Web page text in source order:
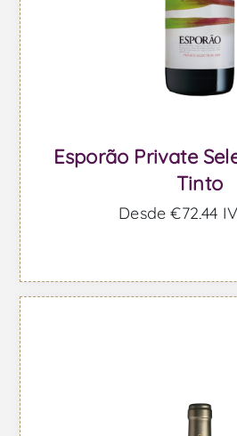
Esporão Private
Tinto
Desde €72,44